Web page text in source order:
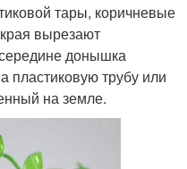
тары, коричневые
вырезают
донышка
пластиковую трубу или
на земле.